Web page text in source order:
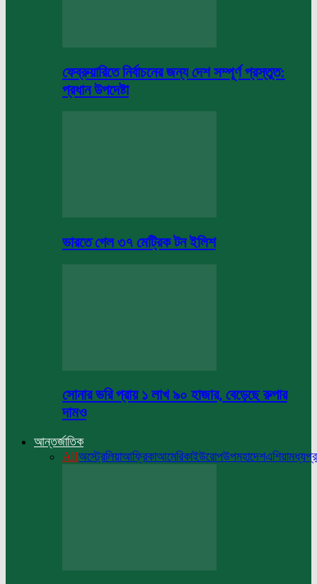
ফেব্রুয়ারিতে নির্বাচনের জন্য দেশ সম্পূর্ণ প্রস্তুত:
প্রধান উপদেষ্টা
ভারতে গেল ৩৭ মেট্রিক টন ইলিশ
সোনার ভরি প্রায় ১ লাখ ৯০ হাজার, বেড়েছে রুপার
দামও
আন্তর্জাতিক
Allঅস্ট্রেলিয়াআফ্রিকাআমেরিকাইউরোপউপমহাদেশএশিয়া